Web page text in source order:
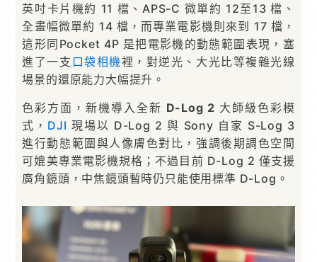
英吋卡片機約 11 檔、APS-C 微單約 12至13 檔、
全畫幅微單約 14 檔，而專業電影機則來到 17 檔，
這形同Pocket 4P 是把電影機的動態範圍表現，塞
進了一支 口袋相機裡，對逆光、大光比等複雜光線
場景的還原能力大幅提升。
色彩方面，新機導入全新 D-Log 2 大師級色彩模
式， DJI 現場以 D-Log 2 與 Sony 自家 S-Log 3
進行動態範圍與人像膚色對比，強調後期調色空間
可媲美專業電影機規格；不過目前 D-Log 2 僅支援
廣角鏡頭，中焦鏡頭暫時仍只能使用標準 D-Log。